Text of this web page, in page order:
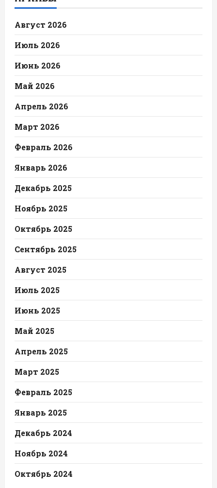
Август 2026
Июль 2026
Июнь 2026
Май 2026
Апрель 2026
Март 2026
Февраль 2026
Январь 2026
Декабрь 2025
Ноябрь 2025
Октябрь 2025
Сентябрь 2025
Август 2025
Июль 2025
Июнь 2025
Май 2025
Апрель 2025
Март 2025
Февраль 2025
Январь 2025
Декабрь 2024
Ноябрь 2024
Октябрь 2024